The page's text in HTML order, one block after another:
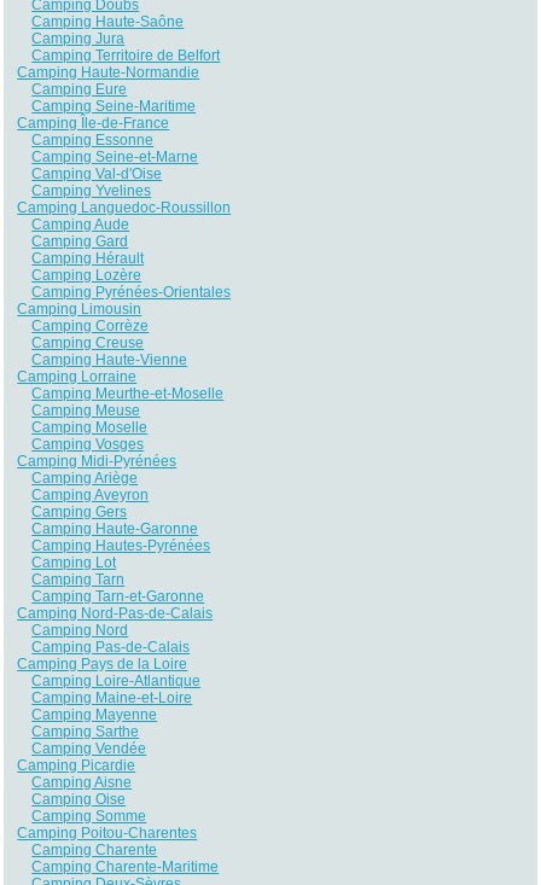
Camping Doubs
Camping Haute-Saône
Camping Jura
Camping Territoire de Belfort
Camping Haute-Normandie
Camping Eure
Camping Seine-Maritime
Camping Île-de-France
Camping Essonne
Camping Seine-et-Marne
Camping Val-d'Oise
Camping Yvelines
Camping Languedoc-Roussillon
Camping Aude
Camping Gard
Camping Hérault
Camping Lozère
Camping Pyrénées-Orientales
Camping Limousin
Camping Corrèze
Camping Creuse
Camping Haute-Vienne
Camping Lorraine
Camping Meurthe-et-Moselle
Camping Meuse
Camping Moselle
Camping Vosges
Camping Midi-Pyrénées
Camping Ariège
Camping Aveyron
Camping Gers
Camping Haute-Garonne
Camping Hautes-Pyrénées
Camping Lot
Camping Tarn
Camping Tarn-et-Garonne
Camping Nord-Pas-de-Calais
Camping Nord
Camping Pas-de-Calais
Camping Pays de la Loire
Camping Loire-Atlantique
Camping Maine-et-Loire
Camping Mayenne
Camping Sarthe
Camping Vendée
Camping Picardie
Camping Aisne
Camping Oise
Camping Somme
Camping Poitou-Charentes
Camping Charente
Camping Charente-Maritime